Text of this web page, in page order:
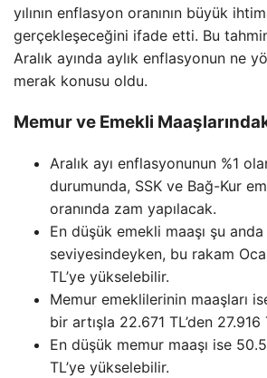
yılının enflasyon oranının büyük
gerçekleşeceğini ifade etti. Bu
Aralık ayında aylık enflasyonun ne
merak konusu oldu.
Memur ve Emekli
Aralık ayı enflasyonunun %1
durumunda, SSK ve Bağ-Kur
oranında zam yapılacak.
En düşük emekli maaşı şu anda
seviyesindeyken, bu rakam
TL’ye yükselebilir.
Memur emeklilerinin maaşları
bir artışla 22.671 TL’den 27.916
En düşük memur maaşı ise
TL’ye yükselebilir.